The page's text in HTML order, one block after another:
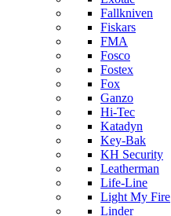
Fallkniven
Fiskars
FMA
Fosco
Fostex
Fox
Ganzo
Hi-Tec
Katadyn
Key-Bak
KH Security
Leatherman
Life-Line
Light My Fire
Linder